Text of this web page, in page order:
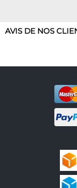
AVIS DE NOS